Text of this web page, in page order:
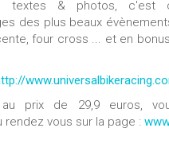
textes & photos, c'est
des plus beaux
four cross ... et en
prix de 29,9 euros,
vous sur la page :